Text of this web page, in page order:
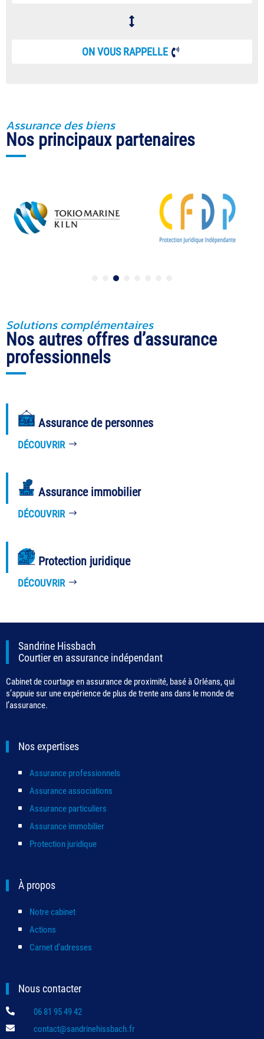

ON VOUS RAPPELLE
Assurance des biens
Nos principaux partenaires
Solutions complémentaires
Nos autres offres d’assurance
professionnels
Assurance de personnes
DÉCOUVRIR
Assurance immobilier
DÉCOUVRIR
Protection juridique
DÉCOUVRIR
Sandrine Hissbach
Courtier en assurance indépendant
Cabinet de courtage en assurance de proximité, basé à Orléans, qui
s’appuie sur une expérience de plus de trente ans dans le monde de
l’assurance.
Nos expertises
Assurance professionnels
Assurance associations
Assurance particuliers
Assurance immobilier
Protection juridique
À propos
Notre cabinet
Actions
Carnet d’adresses
Nous contacter
 06 81 95 49 42
 contact@sandrinehissbach.fr